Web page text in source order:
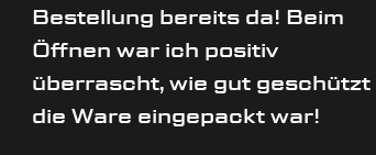
Bestellung bereits da! Beim
Öffnen war ich positiv
überrascht, wie gut geschützt
die Ware eingepackt war!